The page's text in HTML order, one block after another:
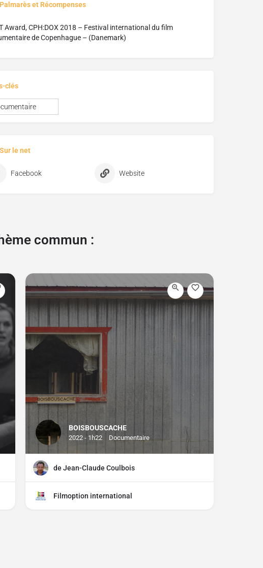
Palmarès et Récompenses
Award, CPH:DOX 2018 – Festival international du film
de Copenhague – (Danemark)
clés
Sur le net
Facebook Website
commun :
BOISBOUSCACHE
2022 - 1h22 Documentaire
de Jean-Claude Coulbois
Filmoption international